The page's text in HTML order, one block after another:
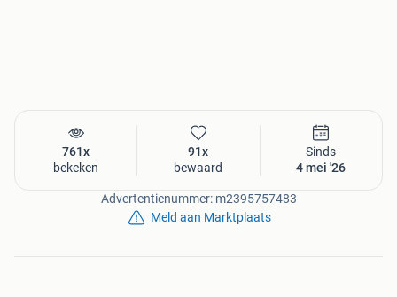
761x
bekeken
91x
bewaard
Sinds
4 mei '26
Advertentienummer: m2395757483
Meld aan Marktplaats